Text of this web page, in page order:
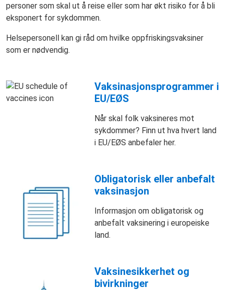
personer som skal ut å reise eller som har økt risiko for å bli
eksponert for sykdommen.
Helsepersonell kan gi råd om hvilke oppfriskingsvaksiner
som er nødvendig.
Vaksinasjonsprogrammer i
EU/EØS
Når skal folk vaksineres mot
sykdommer? Finn ut hva hvert land
i EU/EØS anbefaler her.
Obligatorisk eller anbefalt
vaksinasjon
Informasjon om obligatorisk og
anbefalt vaksinering i europeiske
land.
Vaksinesikkerhet og
bivirkninger